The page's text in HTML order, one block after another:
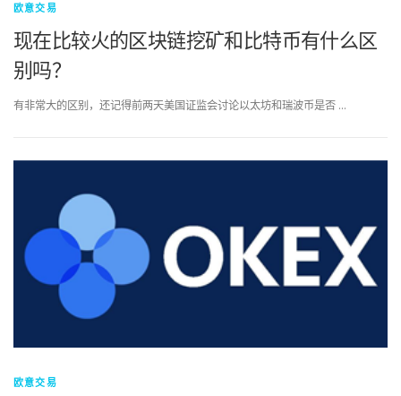
欧意交易
现在比较火的区块链挖矿和比特币有什么区
别吗？
有非常大的区别，还记得前两天美国证监会讨论以太坊和瑞波币是否 …
欧意交易